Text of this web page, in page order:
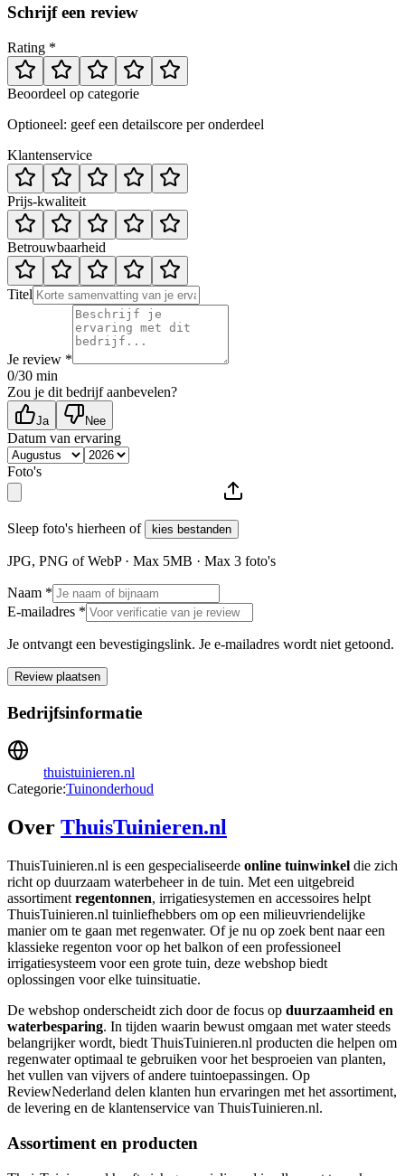
Schrijf een review
Rating *
Beoordeel op categorie
Optioneel: geef een detailscore per onderdeel
Klantenservice
Prijs-kwaliteit
Betrouwbaarheid
Titel
Je review *
0/30 min
Zou je dit bedrijf aanbevelen?
Ja Nee
Datum van ervaring
Foto's
Sleep foto's hierheen of kies bestanden
JPG, PNG of WebP · Max 5MB · Max 3 foto's
Naam *
E-mailadres *
Je ontvangt een bevestigingslink. Je e-mailadres wordt niet getoond.
Review plaatsen
Bedrijfsinformatie
thuistuinieren.nl
Categorie:Tuinonderhoud
Over ThuisTuinieren.nl
ThuisTuinieren.nl is een gespecialiseerde online tuinwinkel die zich
richt op duurzaam waterbeheer in de tuin. Met een uitgebreid
assortiment regentonnen, irrigatiesystemen en accessoires helpt
ThuisTuinieren.nl tuinliefhebbers om op een milieuvriendelijke
manier om te gaan met regenwater. Of je nu op zoek bent naar een
klassieke regenton voor op het balkon of een professioneel
irrigatiesysteem voor een grote tuin, deze webshop biedt
oplossingen voor elke tuinsituatie.
De webshop onderscheidt zich door de focus op duurzaamheid en
waterbesparing. In tijden waarin bewust omgaan met water steeds
belangrijker wordt, biedt ThuisTuinieren.nl producten die helpen om
regenwater optimaal te gebruiken voor het besproeien van planten,
het vullen van vijvers of andere tuintoepassingen. Op
ReviewNederland delen klanten hun ervaringen met het assortiment,
de levering en de klantenservice van ThuisTuinieren.nl.
Assortiment en producten